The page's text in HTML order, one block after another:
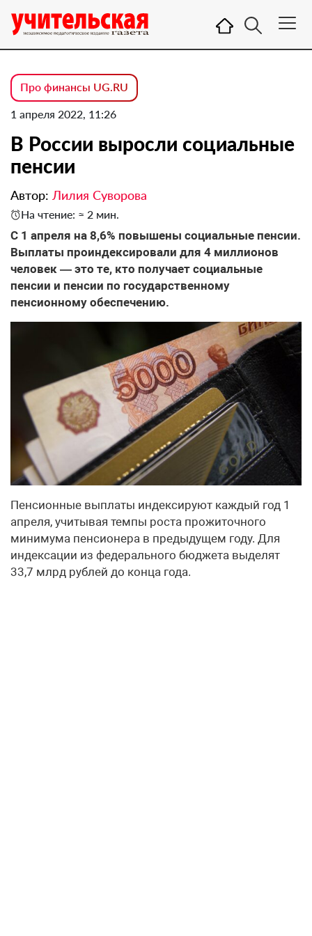
Про финансы UG.RU
1 апреля 2022, 11:26
В России выросли социальные
пенсии
Автор: Лилия Суворова
На чтение: ≈ 2 мин.
С 1 апреля на 8,6% повышены социальные пенсии.
Выплаты проиндексировали для 4 миллионов
человек — это те, кто получает социальные
пенсии и пенсии по государственному
пенсионному обеспечению.
Пенсионные выплаты индексируют каждый год 1
апреля, учитывая темпы роста прожиточного
минимума пенсионера в предыдущем году. Для
индексации из федерального бюджета выделят
33,7 млрд рублей до конца года.